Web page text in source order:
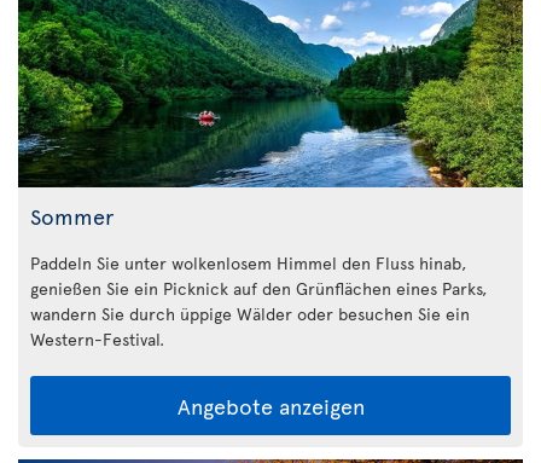
Sommer
Paddeln Sie unter wolkenlosem Himmel den Fluss hinab,
genießen Sie ein Picknick auf den Grünflächen eines Parks,
wandern Sie durch üppige Wälder oder besuchen Sie ein
Western-Festival.
Angebote anzeigen